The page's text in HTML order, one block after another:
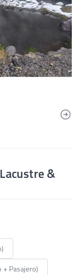
&
Pasajero)